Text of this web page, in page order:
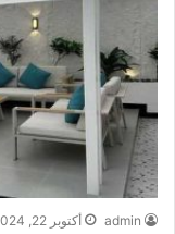
admin أكتوبر 22, 2024